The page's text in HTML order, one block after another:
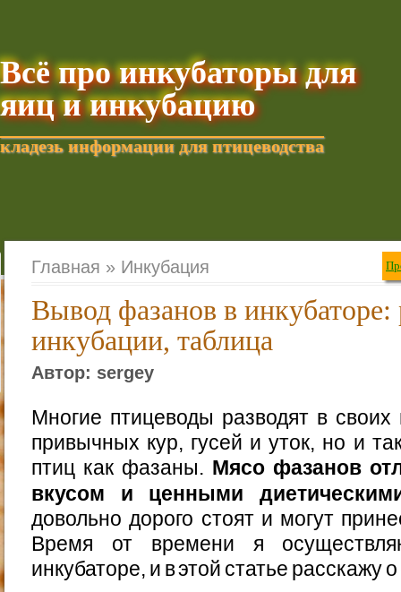
Всё про инкубаторы для
яиц и инкубацию
кладезь информации для птицеводства
Добавить текущую
Главная » Инкубация
Вывод фазанов в
инкубации, таблица
Автор: sergey
Многие птицеводы разводят в своих
привычных кур, гусей и уток, но и
птиц как фазаны. Мясо фазанов
вкусом и ценными
довольно дорого стоят и могут
Время от времени я
инкубаторе, и в этой статье расскажу